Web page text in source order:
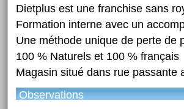
Dietplus est une franchise sans
Formation interne avec un
Une méthode unique de perte de
100 % Naturels et 100 % français
Magasin situé dans rue passante
Observations